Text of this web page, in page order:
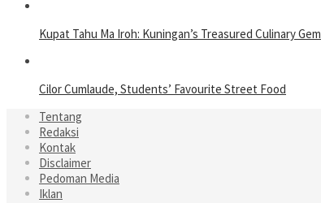
Kupat Tahu Ma Iroh: Kuningan’s Treasured Culinary Gem
Cilor Cumlaude, Students’ Favourite Street Food
Tentang
Redaksi
Kontak
Disclaimer
Pedoman Media
Iklan